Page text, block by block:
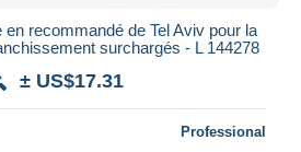
en recommandé de Tel Aviv pour la
surchargés - L 144278
± US$17.31
Professional